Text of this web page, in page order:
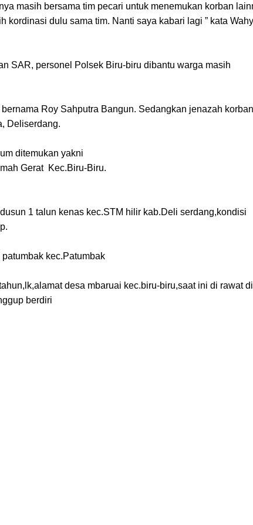
masih bersama tim pecari untuk menemukan korban
kordinasi dulu sama tim. Nanti saya kabari lagi ” kata
SAR, personel Polsek Biru-biru dibantu warga masih
Roy Sahputra Bangun. Sedangkan jenazah korban
Deliserdang.
ditemukan yakni
Gerat Kec.Biru-Biru.
1 talun kenas kec.STM hilir kab.Deli serdang,kondisi
kec.Patumbak
desa mbaruai kec.biru-biru,saat ini di rawat di
berdiri